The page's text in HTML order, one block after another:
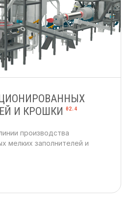
И КРОШКИ 02.4
производства
мелких заполнителей и